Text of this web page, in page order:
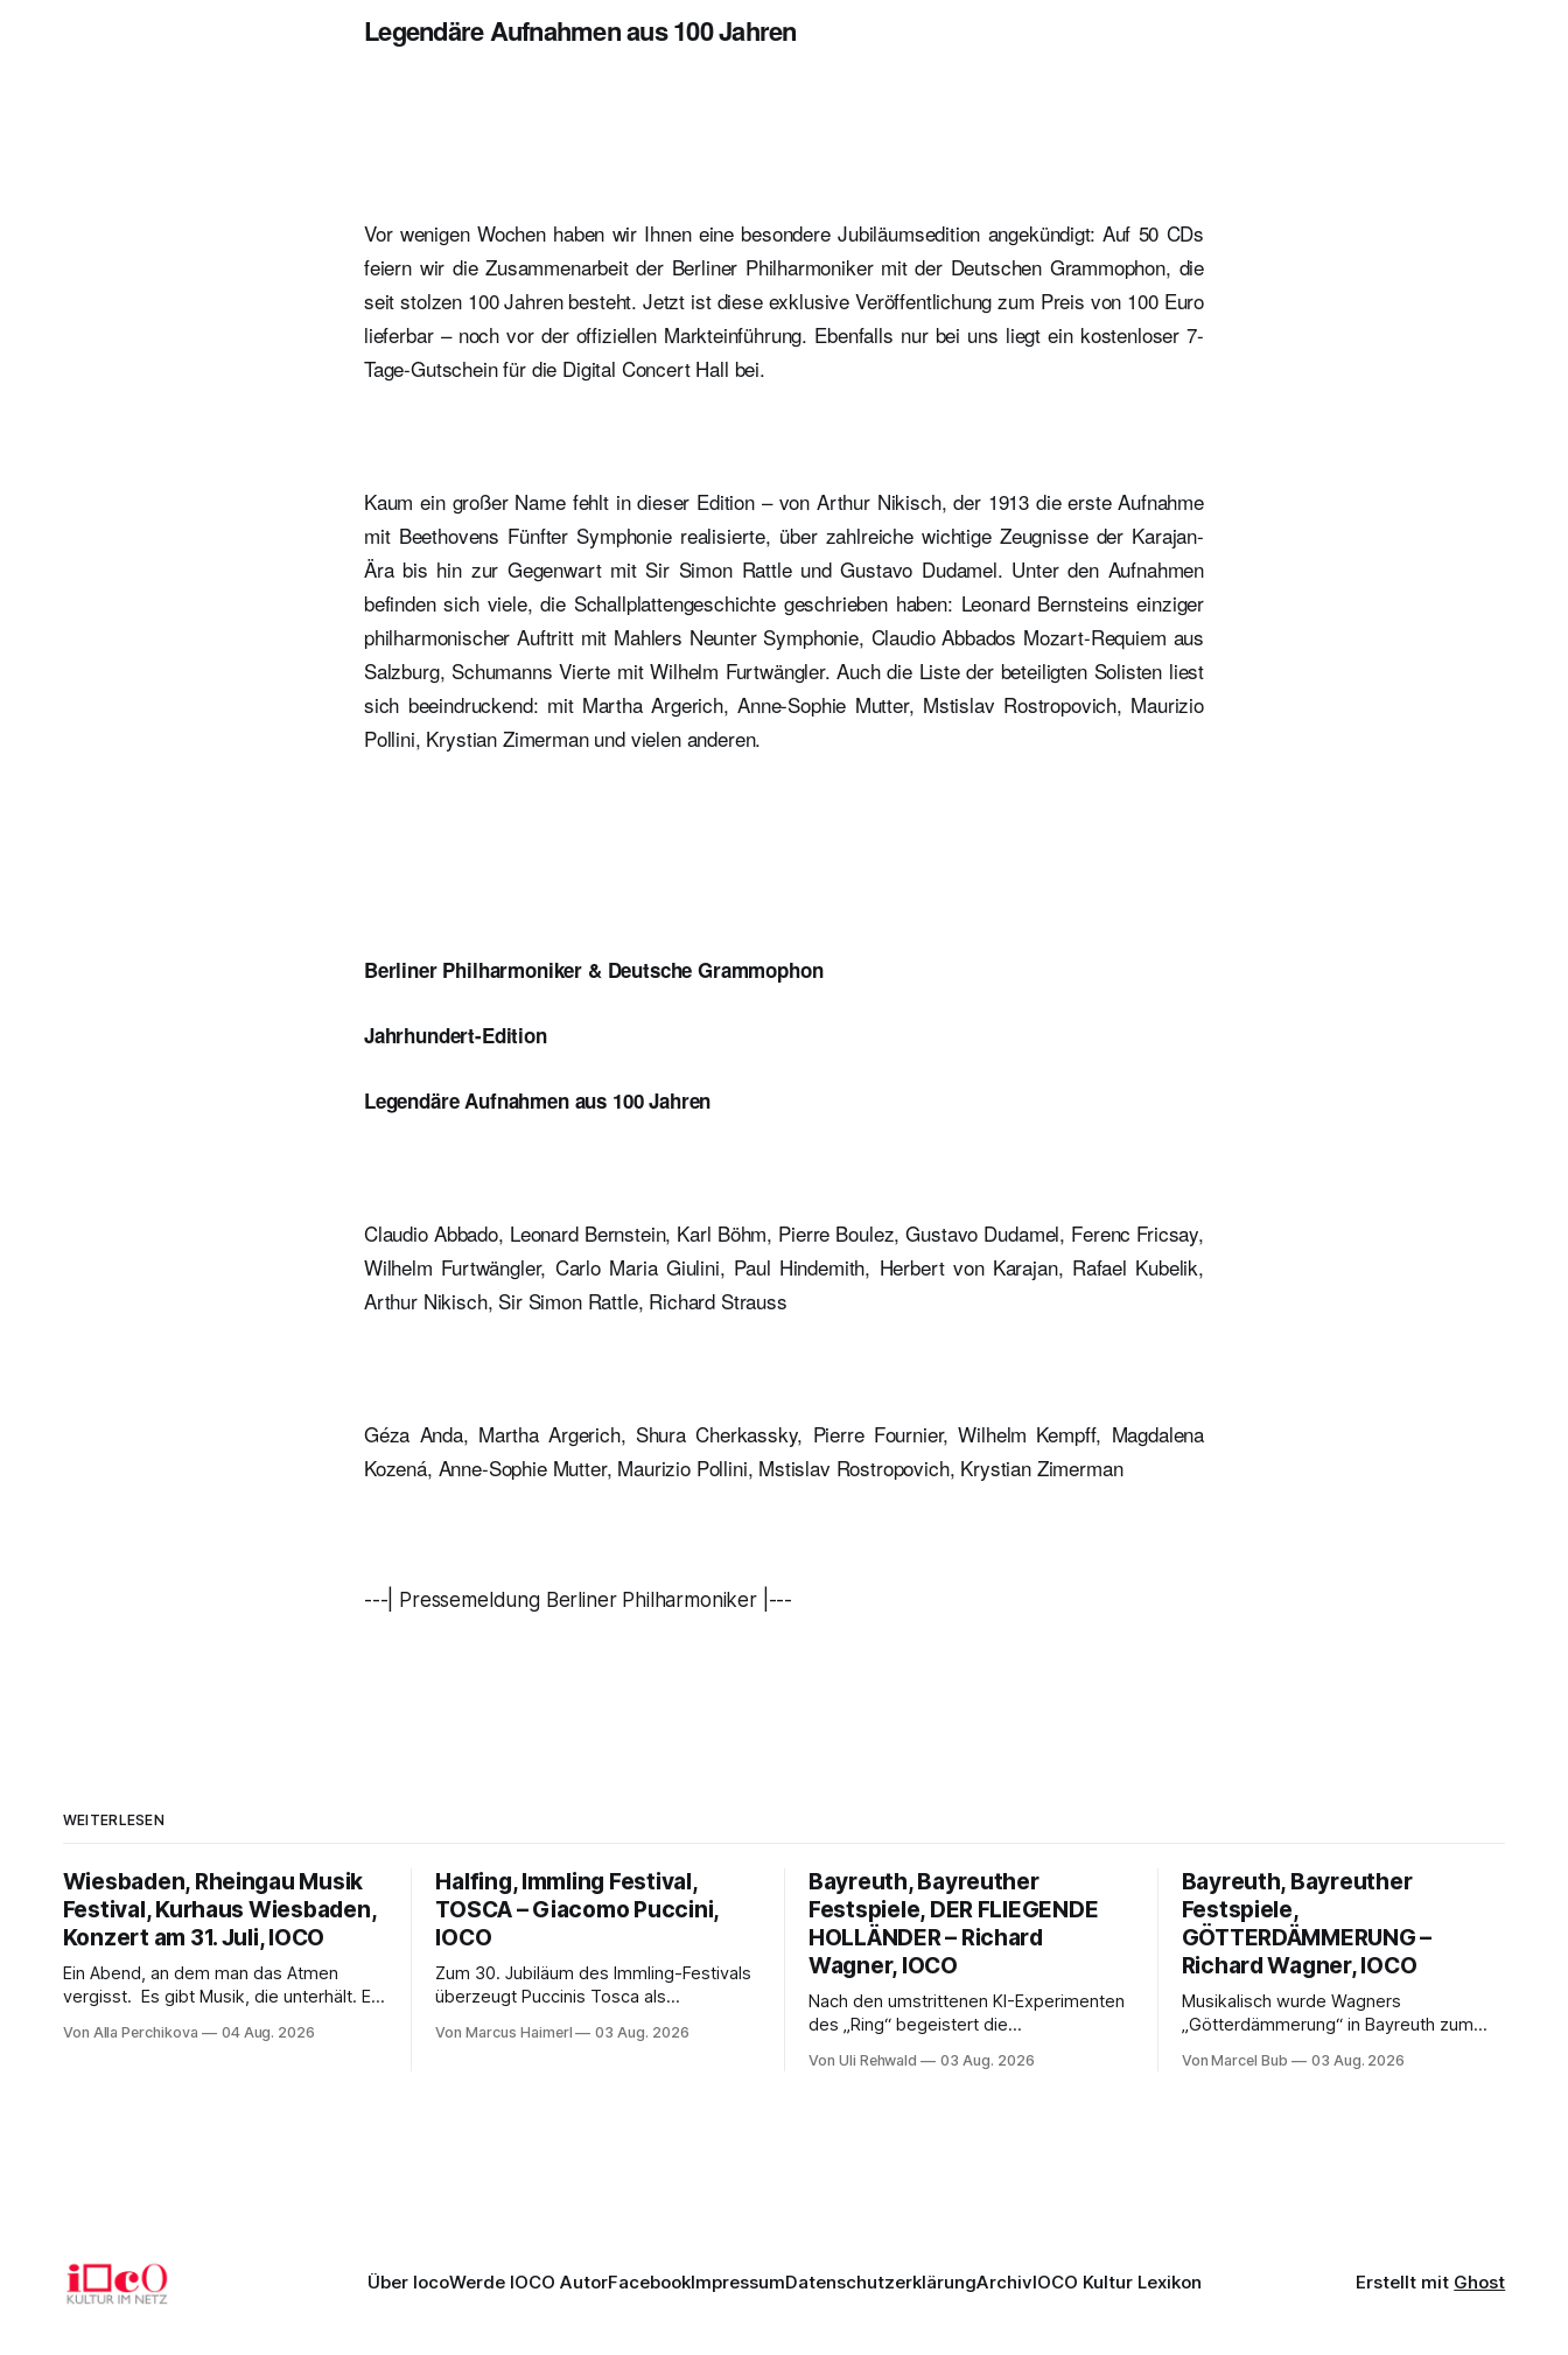
Legendäre Aufnahmen aus 100 Jahren
Vor wenigen Wochen haben wir Ihnen eine besondere Jubiläumsedition angekündigt: Auf 50 CDs
feiern wir die Zusammenarbeit der Berliner Philharmoniker mit der Deutschen Grammophon, die
seit stolzen 100 Jahren besteht. Jetzt ist diese exklusive Veröffentlichung zum Preis von 100 Euro
lieferbar – noch vor der offiziellen Markteinführung. Ebenfalls nur bei uns liegt ein kostenloser 7-
Tage-Gutschein für die Digital Concert Hall bei.
Kaum ein großer Name fehlt in dieser Edition – von Arthur Nikisch, der 1913 die erste Aufnahme
mit Beethovens Fünfter Symphonie realisierte, über zahlreiche wichtige Zeugnisse der Karajan-
Ära bis hin zur Gegenwart mit Sir Simon Rattle und Gustavo Dudamel. Unter den Aufnahmen
befinden sich viele, die Schallplattengeschichte geschrieben haben: Leonard Bernsteins einziger
philharmonischer Auftritt mit Mahlers Neunter Symphonie, Claudio Abbados Mozart-Requiem aus
Salzburg, Schumanns Vierte mit Wilhelm Furtwängler. Auch die Liste der beteiligten Solisten liest
sich beeindruckend: mit Martha Argerich, Anne-Sophie Mutter, Mstislav Rostropovich, Maurizio
Pollini, Krystian Zimerman und vielen anderen.
Berliner Philharmoniker & Deutsche Grammophon
Jahrhundert-Edition
Legendäre Aufnahmen aus 100 Jahren
Claudio Abbado, Leonard Bernstein, Karl Böhm, Pierre Boulez, Gustavo Dudamel, Ferenc Fricsay,
Wilhelm Furtwängler, Carlo Maria Giulini, Paul Hindemith, Herbert von Karajan, Rafael Kubelik,
Arthur Nikisch, Sir Simon Rattle, Richard Strauss
Géza Anda, Martha Argerich, Shura Cherkassky, Pierre Fournier, Wilhelm Kempff, Magdalena
Kozená, Anne-Sophie Mutter, Maurizio Pollini, Mstislav Rostropovich, Krystian Zimerman
---| Pressemeldung Berliner Philharmoniker |---
WEITERLESEN
Wiesbaden, Rheingau Musik
Festival, Kurhaus Wiesbaden,
Konzert am 31. Juli, IOCO
Ein Abend, an dem man das Atmen
vergisst. Es gibt Musik, die unterhält. Es
Musik, nach der man minutenlang kein
Von Alla Perchikova 04 Aug. 2026
Halfing, Immling Festival,
TOSCA – Giacomo Puccini,
IOCO
Zum 30. Jubiläum des Immling-Festivals
überzeugt Puccinis Tosca als
Überwachungsstaat der 1950er-Jahre.
Von Marcus Haimerl 03 Aug. 2026
Bayreuth, Bayreuther
Festspiele, DER FLIEGENDE
HOLLÄNDER – Richard
Wagner, IOCO
Nach den umstrittenen KI-Experimenten
des „Ring“ begeistert die
fliegende Holländer“ mit packender
Von Uli Rehwald 03 Aug. 2026
Bayreuth, Bayreuther
Festspiele,
GÖTTERDÄMMERUNG –
Richard Wagner, IOCO
Musikalisch wurde Wagners
„Götterdämmerung“ in Bayreuth zum
10010110“: Christian Thielemann,
Von Marcel Bub 03 Aug. 2026
Über IocoWerde IOCO AutorFacebookImpressumDatenschutzerklärungArchivIOCO Kultur Lexikon Erstellt mit Ghost